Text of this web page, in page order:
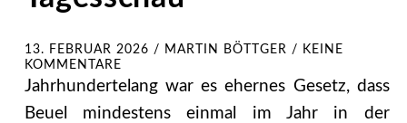
13. FEBRUAR 2026 / MARTIN BÖTTGER / KEINE
KOMMENTARE
Jahrhundertelang war es ehernes Gesetz, dass
Beuel mindestens einmal im Jahr in der